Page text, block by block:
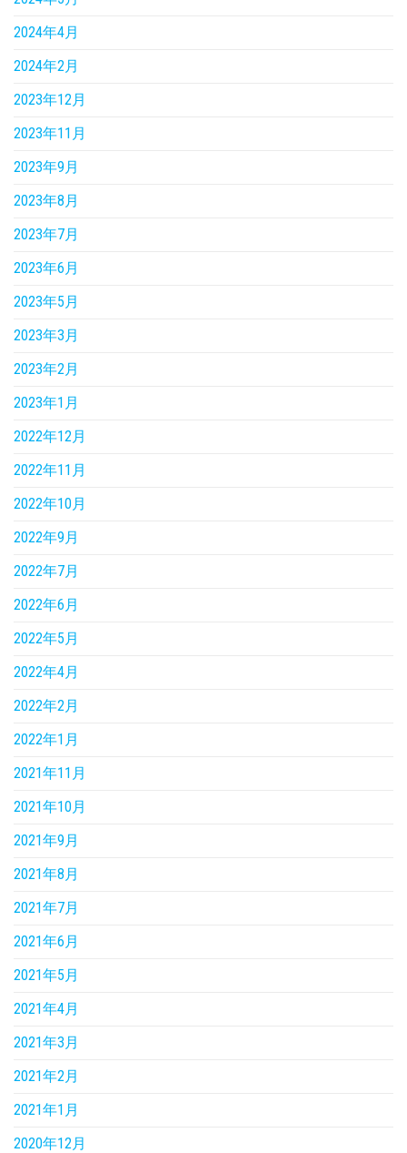
2024年4月
2024年2月
2023年12月
2023年11月
2023年9月
2023年8月
2023年7月
2023年6月
2023年5月
2023年3月
2023年2月
2023年1月
2022年12月
2022年11月
2022年10月
2022年9月
2022年7月
2022年6月
2022年5月
2022年4月
2022年2月
2022年1月
2021年11月
2021年10月
2021年9月
2021年8月
2021年7月
2021年6月
2021年5月
2021年4月
2021年3月
2021年2月
2021年1月
2020年12月